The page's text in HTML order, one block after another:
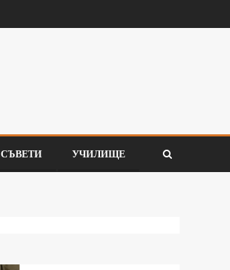
СЪВЕТИ УЧИЛИЩЕ